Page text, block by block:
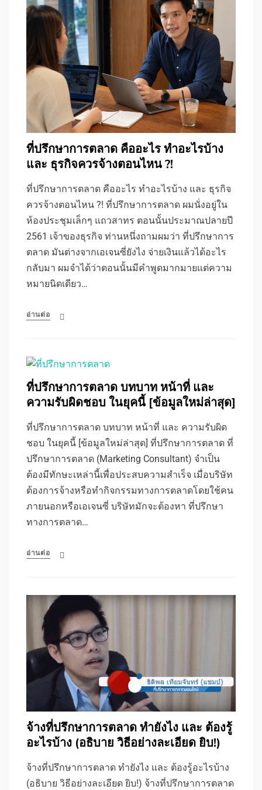
ที่ปรึกษาการตลาด คืออะไร ทำอะไรบ้าง
และ ธุรกิจควรจ้างตอนไหน ?!
ที่ปรึกษาการตลาด คืออะไร ทำอะไรบ้าง และ ธุรกิจ
ควรจ้างตอนไหน ?! ที่ปรึกษาการตลาด ผมนั่งอยู่ใน
ห้องประชุมเล็กๆ แถวสาทร ตอนนั้นประมาณปลายปี
2561 เจ้าของธุรกิจ ท่านหนึ่งถามผมว่า ที่ปรึกษาการ
ตลาด มันต่างจากเอเจนซี่ยังไง จ่ายเงินแล้วได้อะไร
กลับมา ผมจำได้ว่าตอนนั้นมีคำพูดมากมายแต่ความ
หมายนิดเดียว…
อ่านต่อ
ที่ปรึกษาการตลาด บทบาท หน้าที่ และ
ความรับผิดชอบ ในยุคนี้ [ข้อมูลใหม่ล่าสุด]
ที่ปรึกษาการตลาด บทบาท หน้าที่ และ ความรับผิด
ชอบ ในยุคนี้ [ข้อมูลใหม่ล่าสุด] ที่ปรึกษาการตลาด ที่
ปรึกษาการตลาด (Marketing Consultant) จำเป็น
ต้องมีทักษะเหล่านี้เพื่อประสบความสำเร็จ เมื่อบริษัท
ต้องการจ้างหรือทำกิจกรรมทางการตลาดโดยใช้คน
ภายนอกหรือเอเจนซี่ บริษัทมักจะต้องหา ที่ปรึกษา
ทางการตลาด…
อ่านต่อ
จ้างที่ปรึกษาการตลาด ทำยังไง และ ต้องรู้
อะไรบ้าง (อธิบาย วิธีอย่างละเอียด ยิบ!)
จ้างที่ปรึกษาการตลาด ทำยังไง และ ต้องรู้อะไรบ้าง
(อธิบาย วิธีอย่างละเอียด ยิบ!) จ้างที่ปรึกษาการตลาด